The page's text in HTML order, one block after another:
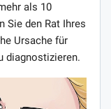
als 10
Sie den Rat Ihres
Ursache für
diagnostizieren.